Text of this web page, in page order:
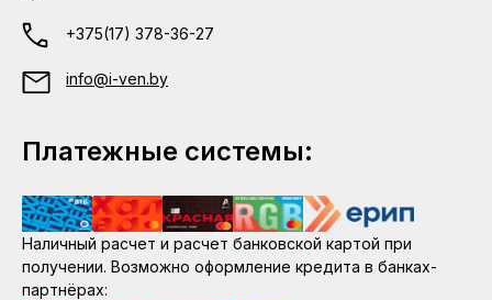
+375(17) 378-36-27
info@i-ven.by
Платежные системы:
Наличный расчет и расчет банковской картой при
получении. Возможно оформление кредита в банках-
партнёрах: